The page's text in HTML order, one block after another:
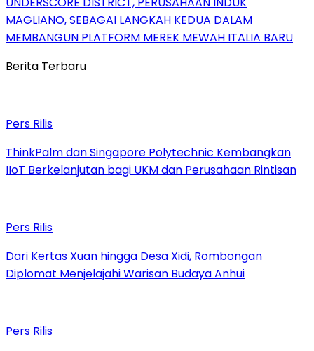
MAGLIANO, SEBAGAI LANGKAH KEDUA DALAM
MEMBANGUN PLATFORM MEREK MEWAH ITALIA BARU
Berita Terbaru
Pers Rilis
ThinkPalm dan Singapore Polytechnic Kembangkan
IIoT Berkelanjutan bagi UKM dan Perusahaan Rintisan
Pers Rilis
Dari Kertas Xuan hingga Desa Xidi, Rombongan
Diplomat Menjelajahi Warisan Budaya Anhui
Pers Rilis